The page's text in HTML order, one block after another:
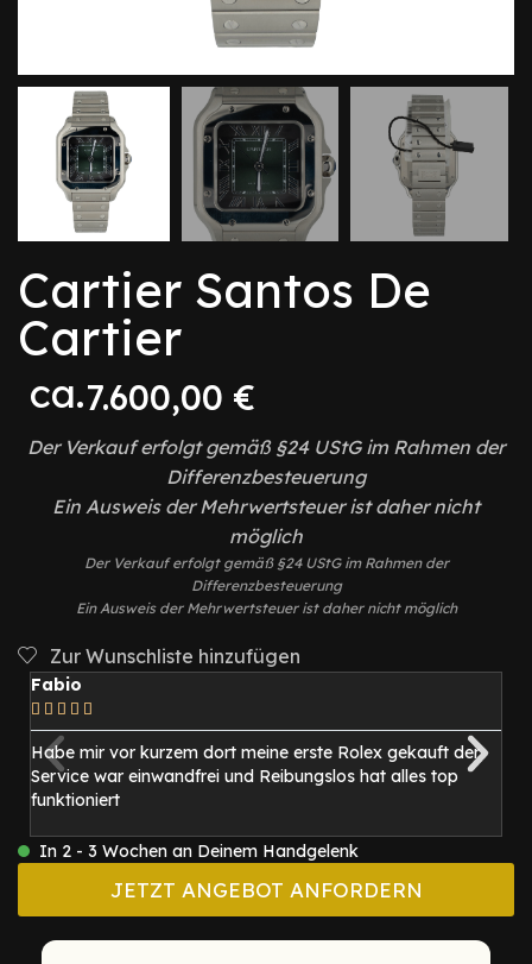
Cartier Santos De
Cartier
ca.7.600,00 €
Der Verkauf erfolgt gemäß §24 UStG im Rahmen der
Differenzbesteuerung
Ein Ausweis der Mehrwertsteuer ist daher nicht
möglich
Der Verkauf erfolgt gemäß §24 UStG im Rahmen der
Differenzbesteuerung
Ein Ausweis der Mehrwertsteuer ist daher nicht möglich
Zur Wunschliste hinzufügen
Fabio
    
Habe mir vor kurzem dort meine erste Rolex gekauft der
Service war einwandfrei und Reibungslos hat alles top
funktioniert
In 2 - 3 Wochen an Deinem Handgelenk
JETZT ANGEBOT ANFORDERN